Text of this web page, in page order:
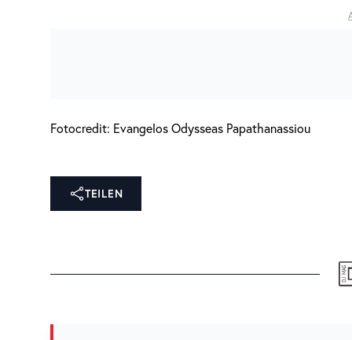
Fotocredit: Evangelos Odysseas Papathanassiou
TEILEN